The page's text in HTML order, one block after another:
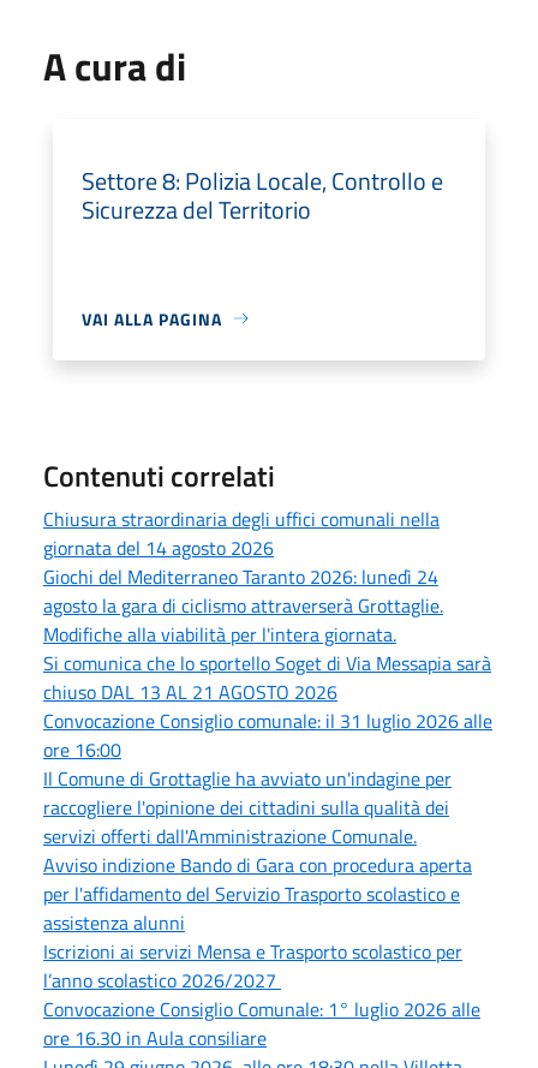
A cura di
Settore 8: Polizia Locale, Controllo e
Sicurezza del Territorio
VAI ALLA PAGINA
Contenuti correlati
Chiusura straordinaria degli uffici comunali nella
giornata del 14 agosto 2026
Giochi del Mediterraneo Taranto 2026: lunedì 24
agosto la gara di ciclismo attraverserà Grottaglie.
Modifiche alla viabilità per l'intera giornata.
Si comunica che lo sportello Soget di Via Messapia sarà
chiuso DAL 13 AL 21 AGOSTO 2026
Convocazione Consiglio comunale: il 31 luglio 2026 alle
ore 16:00
Il Comune di Grottaglie ha avviato un'indagine per
raccogliere l'opinione dei cittadini sulla qualità dei
servizi offerti dall'Amministrazione Comunale.
Avviso indizione Bando di Gara con procedura aperta
per l'affidamento del Servizio Trasporto scolastico e
assistenza alunni
Iscrizioni ai servizi Mensa e Trasporto scolastico per
l’anno scolastico 2026/2027
Convocazione Consiglio Comunale: 1° luglio 2026 alle
ore 16.30 in Aula consiliare